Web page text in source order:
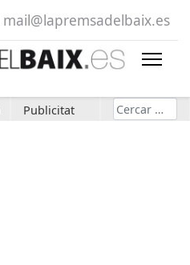
mail@lapremsadelbaix.es
Publicitat Cerca